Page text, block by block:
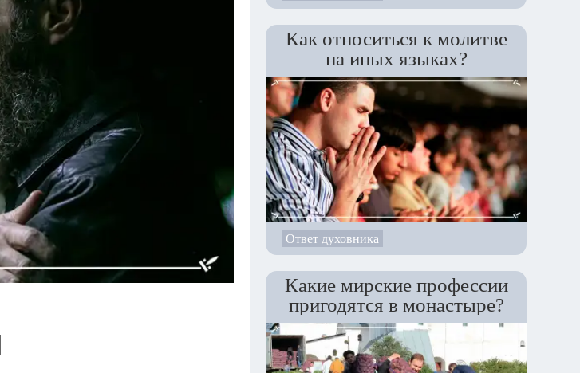
Как относиться к молитве
на иных языках?
Ответ духовника
Какие мирские профессии
пригодятся в монастыре?